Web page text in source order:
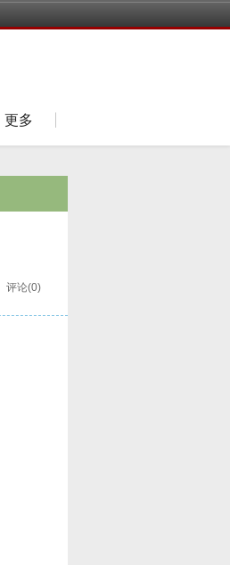
更多
评论(0)